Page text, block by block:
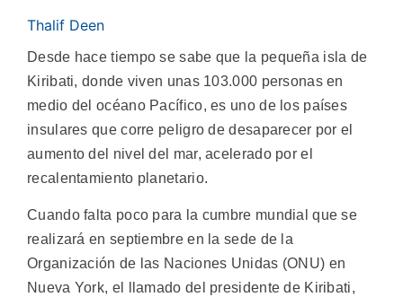
Thalif Deen
Desde hace tiempo se sabe que la pequeña isla de
Kiribati, donde viven unas 103.000 personas en
medio del océano Pacífico, es uno de los países
insulares que corre peligro de desaparecer por el
aumento del nivel del mar, acelerado por el
recalentamiento planetario.
Cuando falta poco para la cumbre mundial que se
realizará en septiembre en la sede de la
Organización de las Naciones Unidas (ONU) en
Nueva York, el llamado del presidente de Kiribati,